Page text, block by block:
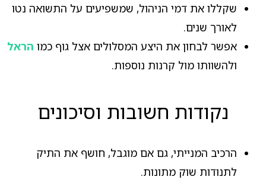
שקללו את דמי הניהול, שמשפיעים על התשואה נטו
לאורך שנים.
אפשר לבחון את היצע המסלולים אצל גוף כמו הראל
ולהשוותו מול קרנות נוספות.
נקודות חשובות וסיכונים
הרכיב המנייתי, גם אם מוגבל, חושף את התיק
לתנודות שוק מתונות.